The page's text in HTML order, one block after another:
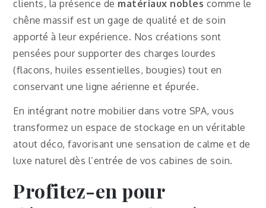
clients, la présence de matériaux nobles comme le
chêne massif est un gage de qualité et de soin
apporté à leur expérience. Nos créations sont
pensées pour supporter des charges lourdes
(flacons, huiles essentielles, bougies) tout en
conservant une ligne aérienne et épurée.
En intégrant notre mobilier dans votre SPA, vous
transformez un espace de stockage en un véritable
atout déco, favorisant une sensation de calme et de
luxe naturel dès l’entrée de vos cabines de soin.
Profitez-en pour